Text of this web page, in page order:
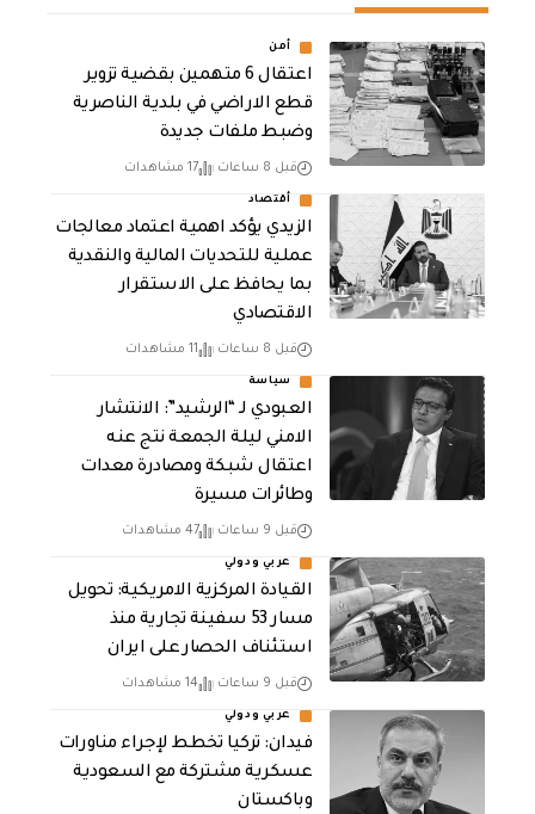
أمن
اعتقال 6 متهمين بقضية تزوير
قطع الاراضي في بلدية الناصرية
وضبط ملفات جديدة
قبل 8 ساعات 17 مشاهدات
أقتصاد
الزيدي يؤكد اهمية اعتماد معالجات
عملية للتحديات المالية والنقدية
بما يحافظ على الاستقرار
الاقتصادي
قبل 8 ساعات 11 مشاهدات
سياسة
العبودي لـ “الرشيد”: الانتشار
الامني ليلة الجمعة نتج عنه
اعتقال شبكة ومصادرة معدات
وطائرات مسيرة
قبل 9 ساعات 47 مشاهدات
عربي ودولي
القيادة المركزية الامريكية: تحويل
مسار 53 سفينة تجارية منذ
استئناف الحصار على ايران
قبل 9 ساعات 14 مشاهدات
عربي ودولي
فيدان: تركيا تخطط لإجراء مناورات
عسكرية مشتركة مع السعودية
وباكستان